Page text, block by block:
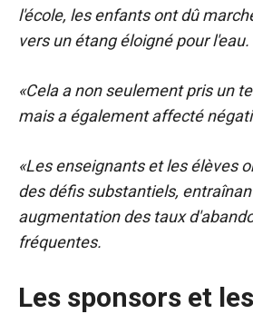
l'école, les enfants ont dû
vers un étang éloigné pour l'eau.
«Cela a non seulement pris un
mais a également affecté
«Les enseignants et les élèves
des défis substantiels,
augmentation des taux
fréquentes.
Les sponsors et